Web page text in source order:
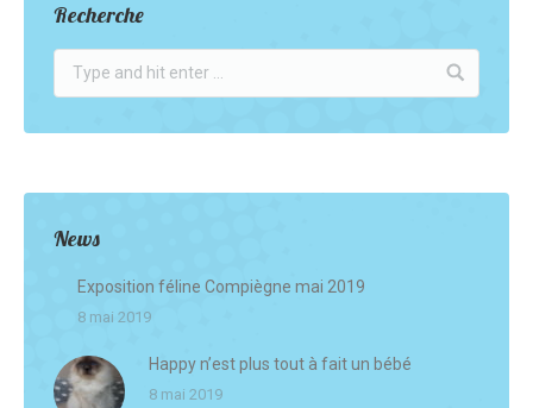
Recherche
News
Exposition féline Compiègne mai 2019
8 mai 2019
Happy n’est plus tout à fait un bébé
8 mai 2019